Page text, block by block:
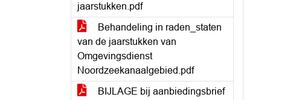
jaarstukken.pdf
Behandeling in raden_staten
van de jaarstukken van
Omgevingsdienst
Noordzeekanaalgebied.pdf
BIJLAGE bij aanbiedingsbrief